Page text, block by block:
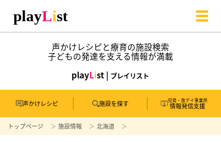
声かけレシピと療育の施設検索
子どもの発達を支える情報が満載
playList | プレイリスト
声かけレシピ 施設を探す 児発・放デイ事業所
情報発信支援
トップページ 施設情報 北海道